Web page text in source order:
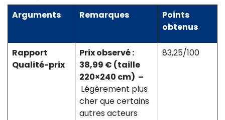
Arguments
Remarques
Points
obtenus
Rapport
Qualité-prix
Prix observé :
38,99 € (taille
220×240 cm) –
Légèrement plus
cher que certains
autres acteurs
83,25/100